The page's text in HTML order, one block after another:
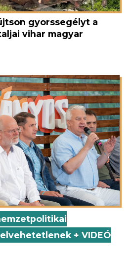
gyorssegélyt a
vihar magyar
+ VIDEÓ